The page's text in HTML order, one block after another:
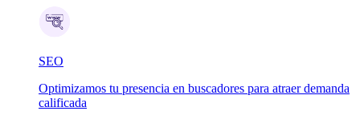
SEO
Optimizamos tu presencia en buscadores para atraer demanda
calificada